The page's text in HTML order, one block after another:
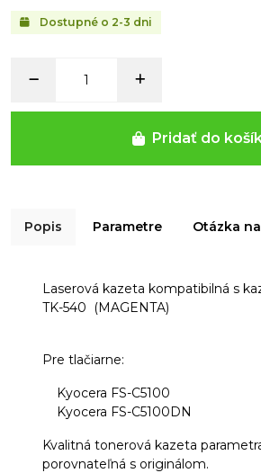
Dostupné o 2-3 dni
Pridať do
Popis Parametre Otázka
Laserová kazeta kompatibilná s
TK-540 (MAGENTA)
Pre tlačiarne:
Kyocera FS-C5100
Kyocera FS-C5100DN
Kvalitná tonerová kazeta
porovnateľná s originálom.